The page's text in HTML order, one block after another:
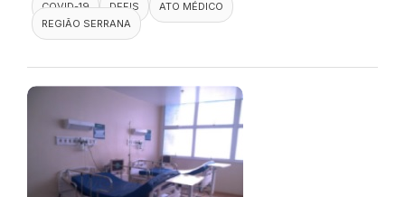
COVID-19 DEFIS
ATO MÉDICO
REGIÃO SERRANA